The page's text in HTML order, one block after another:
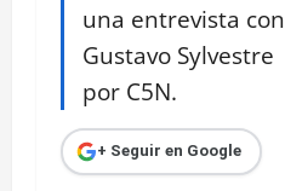
una entrevista con
Gustavo Sylvestre
por C5N.
+ Seguir en Google